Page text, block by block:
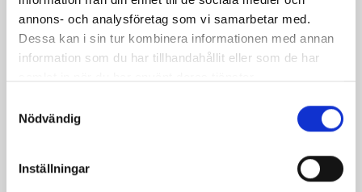
annons- och analysföretag som vi samarbetar med.
Dessa kan i sin tur kombinera informationen med annan
information som du har tillhandahållit eller som de har
Nödvändig
Inställningar
Jordgubbsfil 2,7%